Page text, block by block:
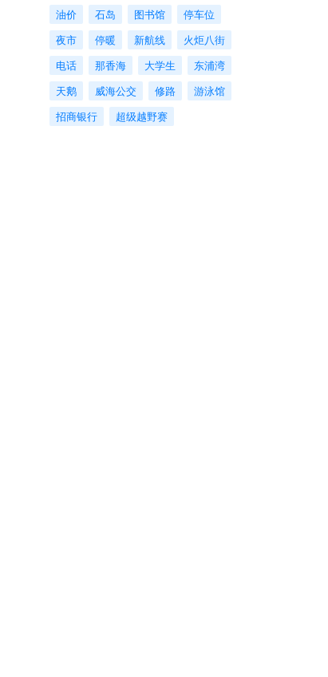
油价
石岛 图书馆
停车位
夜市
停暖 新航线
火炬八街
电话
那香海 大学生
东浦湾
天鹅
威海公交 修路
游泳馆
招商银行
超级越野赛